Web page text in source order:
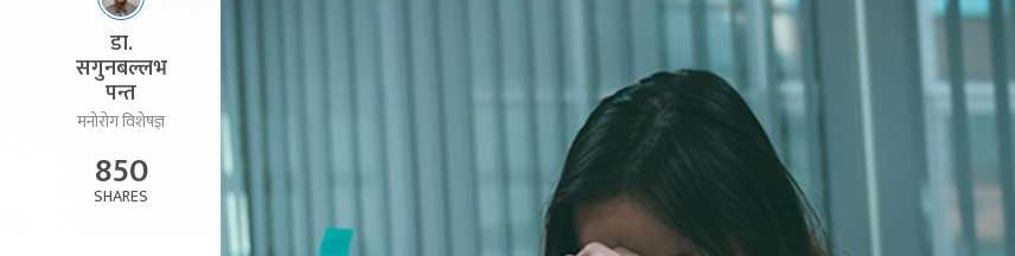
डा.
सगुनबल्लभ
पन्त
मनोरोग विशेषज्ञ
850
SHARES